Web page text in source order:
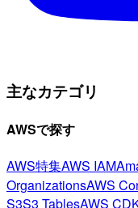
主なカテゴリ
AWSで探す
AWS特集AWS IAM
OrganizationsAWS
S3S3 TablesAWS